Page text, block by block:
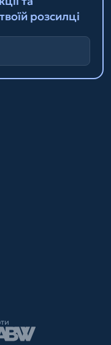
розсилці